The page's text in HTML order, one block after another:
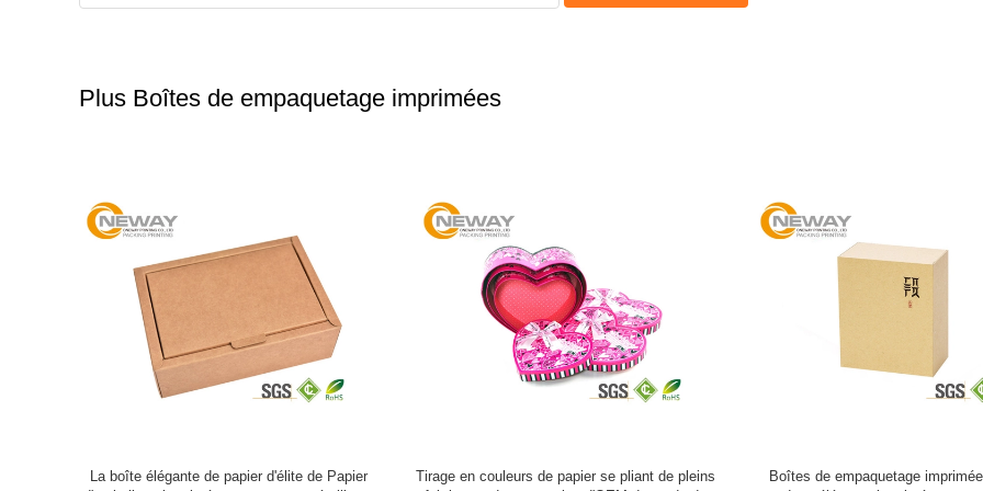
Plus Boîtes de empaquetage imprimées
L'empaquetage imprimé pliable de conception
Boîtes de empaquetage imprimées, caisse
Boîtes de empaquetage